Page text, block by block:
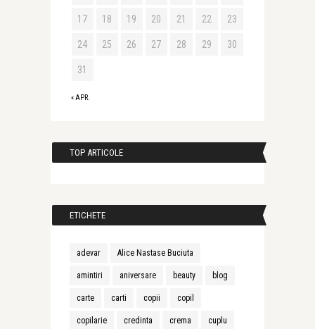
« APR.
17 18 19 20 21 22 23
24 25 26 27 28 29 30
31
TOP ARTICOLE
ETICHETE
adevar Alice Nastase Buciuta
amintiri aniversare beauty blog
carte carti copii copil
copilarie credinta crema cuplu